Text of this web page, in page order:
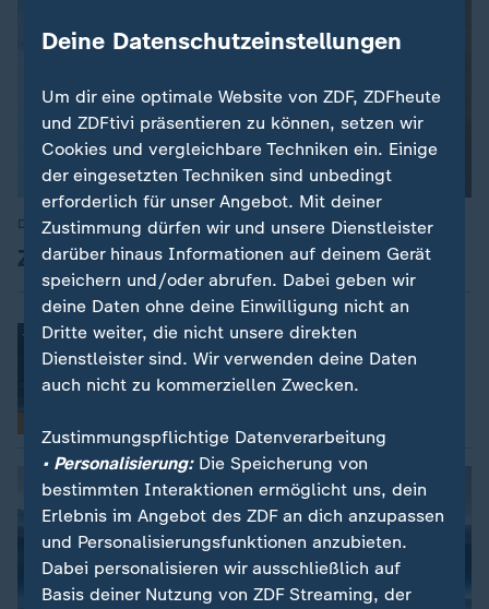
Die wichtigsten Ereignisse
:
Zeitreise - Bilder aus 60 Jahren
60 Jahre heute
So sahen die ersten ZDF-Nachrichten
aus
Deine Datenschutzeinstellungen
Um dir eine optimale Website von ZDF, ZDFheute
und ZDFtivi präsentieren zu können, setzen wir
Cookies und vergleichbare Techniken ein. Einige
der eingesetzten Techniken sind unbedingt
erforderlich für unser Angebot. Mit deiner
Zustimmung dürfen wir und unsere Dienstleister
darüber hinaus Informationen auf deinem Gerät
speichern und/oder abrufen. Dabei geben wir
deine Daten ohne deine Einwilligung nicht an
Dritte weiter, die nicht unsere direkten
Dienstleister sind. Wir verwenden deine Daten
auch nicht zu kommerziellen Zwecken.
Zustimmungspflichtige Datenverarbeitung
• Personalisierung:Die Speicherung von
bestimmten Interaktionen ermöglicht uns, dein
Erlebnis im Angebot des ZDF an dich anzupassen
und Personalisierungsfunktionen anzubieten.
Dabei personalisieren wir ausschließlich auf
Basis deiner Nutzung von ZDF Streaming, der